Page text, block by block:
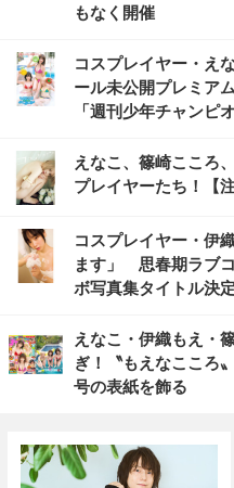
もなく開催
コスプレイヤー・え
ール未公開プレミア
「週刊少年チャンピ
えなこ、篠崎こころ
プレイヤーたち！【
コスプレイヤー・伊
ます」 思春期ラブ
ボ写真集タイトル決定
えなこ・伊織もえ・
ぎ！〝もえなこころ
号の表紙を飾る